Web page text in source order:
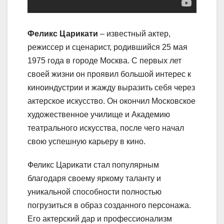
Феликс Царикати – известный актер,
режиссер и сценарист, родившийся 25 мая
1975 года в городе Москва. С первых лет
своей жизни он проявил большой интерес к
киноиндустрии и жажду выразить себя через
актерское искусство. Он окончил Московское
художественное училище и Академию
театрального искусства, после чего начал
свою успешную карьеру в кино.
Феликс Царикати стал популярным
благодаря своему яркому таланту и
уникальной способности полностью
погрузиться в образ созданного персонажа.
Его актерский дар и профессионализм